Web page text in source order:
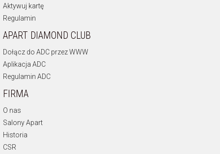
Aktywuj kartę
Regulamin
APART DIAMOND CLUB
Dołącz do ADC przez WWW
Aplikacja ADC
Regulamin ADC
FIRMA
O nas
Salony Apart
Historia
CSR